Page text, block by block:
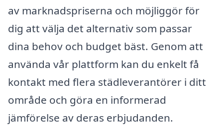
av marknadspriserna och möjliggör för
dig att välja det alternativ som passar
dina behov och budget bäst. Genom att
använda vår plattform kan du enkelt få
kontakt med flera städleverantörer i ditt
område och göra en informerad
jämförelse av deras erbjudanden.